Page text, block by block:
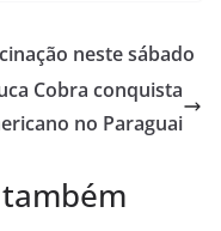
neste sábado
Cobra conquista
no Paraguai